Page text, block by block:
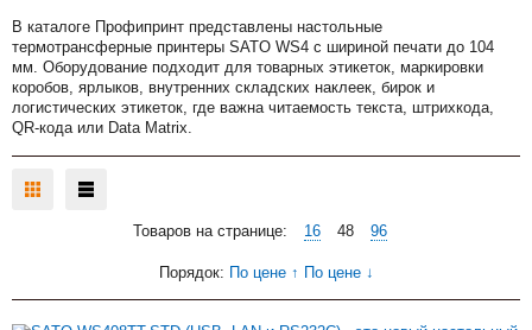
В каталоге Профипринт представлены настольные
термотрансферные принтеры SATO WS4 с шириной печати до 104
мм. Оборудование подходит для товарных этикеток, маркировки
коробов, ярлыков, внутренних складских наклеек, бирок и
логистических этикеток, где важна читаемость текста, штрихкода,
QR-кода или Data Matrix.
Порядок: По цене ↑ По цене ↓
Товаров на странице: 16 48 96